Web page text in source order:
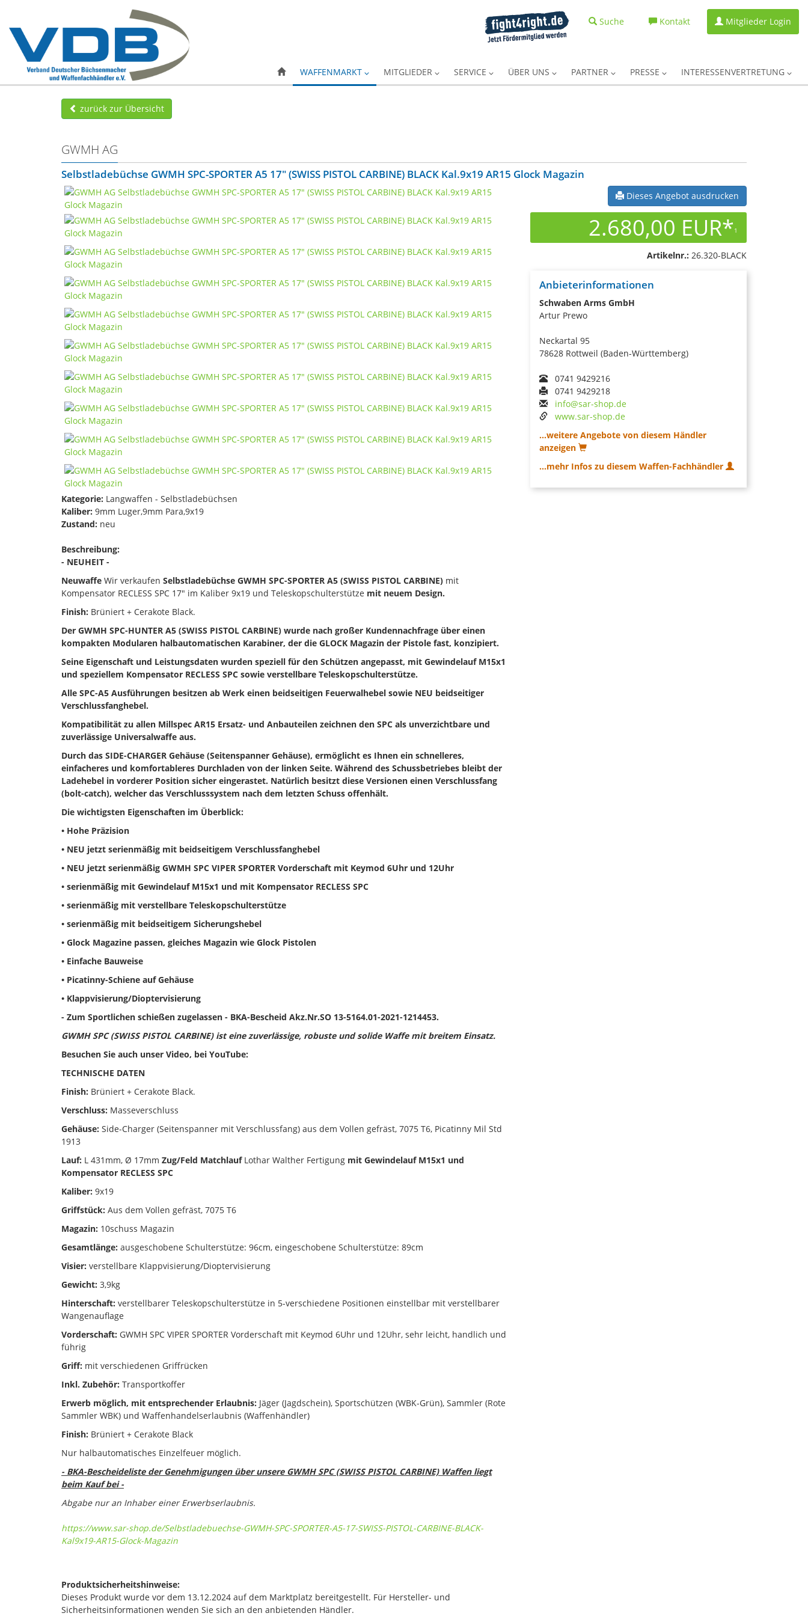
Suche Kontakt Mitglieder Login
WAFFENMARKT MITGLIEDER SERVICE ÜBER UNS PARTNER PRESSE INTERESSENVERTRETUNG
zurück zur Übersicht
GWMH AG
Selbstladebüchse GWMH SPC-SPORTER A5 17" (SWISS PISTOL CARBINE) BLACK Kal.9x19 AR15 Glock Magazin
Kategorie: Langwaffen - Selbstladebüchsen
Kaliber: 9mm Luger,9mm Para,9x19
Zustand: neu
Beschreibung:
- NEUHEIT -
Neuwaffe Wir verkaufen Selbstladebüchse GWMH SPC-SPORTER A5 (SWISS PISTOL CARBINE) mit
Kompensator RECLESS SPC 17" im Kaliber 9x19 und Teleskopschulterstütze mit neuem Design.
Finish: Brüniert + Cerakote Black.
Der GWMH SPC-HUNTER A5 (SWISS PISTOL CARBINE) wurde nach großer Kundennachfrage über einen
kompakten Modularen halbautomatischen Karabiner, der die GLOCK Magazin der Pistole fast, konzipiert.
Seine Eigenschaft und Leistungsdaten wurden speziell für den Schützen angepasst, mit Gewindelauf M15x1
und speziellem Kompensator RECLESS SPC sowie verstellbare Teleskopschulterstütze.
Alle SPC-A5 Ausführungen besitzen ab Werk einen beidseitigen Feuerwalhebel sowie NEU beidseitiger
Verschlussfanghebel.
Kompatibilität zu allen Millspec AR15 Ersatz- und Anbauteilen zeichnen den SPC als unverzichtbare und
zuverlässige Universalwaffe aus.
Durch das SIDE-CHARGER Gehäuse (Seitenspanner Gehäuse), ermöglicht es Ihnen ein schnelleres,
einfacheres und komfortableres Durchladen von der linken Seite. Während des Schussbetriebes bleibt der
Ladehebel in vorderer Position sicher eingerastet. Natürlich besitzt diese Versionen einen Verschlussfang
(bolt-catch), welcher das Verschlusssystem nach dem letzten Schuss offenhält.
Die wichtigsten Eigenschaften im Überblick:
• Hohe Präzision
• NEU jetzt serienmäßig mit beidseitigem Verschlussfanghebel
• NEU jetzt serienmäßig GWMH SPC VIPER SPORTER Vorderschaft mit Keymod 6Uhr und 12Uhr
• serienmäßig mit Gewindelauf M15x1 und mit Kompensator RECLESS SPC
• serienmäßig mit verstellbare Teleskopschulterstütze
• serienmäßig mit beidseitigem Sicherungshebel
• Glock Magazine passen, gleiches Magazin wie Glock Pistolen
• Einfache Bauweise
• Picatinny-Schiene auf Gehäuse
• Klappvisierung/Dioptervisierung
- Zum Sportlichen schießen zugelassen - BKA-Bescheid Akz.Nr.SO 13-5164.01-2021-1214453.
GWMH SPC (SWISS PISTOL CARBINE) ist eine zuverlässige, robuste und solide Waffe mit breitem Einsatz.
Besuchen Sie auch unser Video, bei YouTube:
TECHNISCHE DATEN
Finish: Brüniert + Cerakote Black.
Verschluss: Masseverschluss
Gehäuse: Side-Charger (Seitenspanner mit Verschlussfang) aus dem Vollen gefräst, 7075 T6, Picatinny Mil Std
1913
Lauf: L 431mm, Ø 17mm Zug/Feld MatchlaufLothar Walther Fertigung mit Gewindelauf M15x1 und
Kompensator RECLESS SPC
Kaliber: 9x19
Griffstück: Aus dem Vollen gefräst, 7075 T6
Magazin: 10schuss Magazin
Gesamtlänge: ausgeschobene Schulterstütze: 96cm, eingeschobene Schulterstütze: 89cm
Visier: verstellbare Klappvisierung/Dioptervisierung
Gewicht: 3,9kg
Hinterschaft: verstellbarer Teleskopschulterstütze in 5-verschiedene Positionen einstellbar mit verstellbarer
Wangenauflage
Vorderschaft: GWMH SPC VIPER SPORTER Vorderschaft mit Keymod 6Uhr und 12Uhr, sehr leicht, handlich und
führig
Griff: mit verschiedenen Griffrücken
Inkl. Zubehör: Transportkoffer
Erwerb möglich, mit entsprechender Erlaubnis: Jäger (Jagdschein), Sportschützen (WBK-Grün), Sammler (Rote
Sammler WBK) und Waffenhandelserlaubnis (Waffenhändler)
Finish: Brüniert + Cerakote Black
Nur halbautomatisches Einzelfeuer möglich.
- BKA-Bescheideliste der Genehmigungen über unsere GWMH SPC (SWISS PISTOL CARBINE) Waffen liegt
beim Kauf bei -
Abgabe nur an Inhaber einer Erwerbserlaubnis.
https://www.sar-shop.de/Selbstladebuechse-GWMH-SPC-SPORTER-A5-17-SWISS-PISTOL-CARBINE-BLACK-
Kal9x19-AR15-Glock-Magazin
Produktsicherheitshinweise:
Dieses Produkt wurde vor dem 13.12.2024 auf dem Marktplatz bereitgestellt. Für Hersteller- und
Sicherheitsinformationen wenden Sie sich an den anbietenden Händler.
Dieses Angebot ausdrucken
2.680,00 EUR*1
Artikelnr.: 26.320-BLACK
Anbieterinformationen
Schwaben Arms GmbH
Artur Prewo
Neckartal 95
78628 Rottweil (Baden-Württemberg)
0741 9429216
0741 9429218
info@sar-shop.de
www.sar-shop.de
...weitere Angebote von diesem Händler
anzeigen
...mehr Infos zu diesem Waffen-Fachhändler